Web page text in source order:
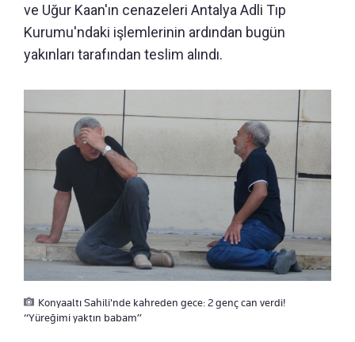
ve Uğur Kaan'ın cenazeleri Antalya Adli Tıp
Kurumu'ndaki işlemlerinin ardından bugün
yakınları tarafından teslim alındı.
Konyaaltı Sahili'nde kahreden gece: 2 genç can verdi!
“Yüreğimi yaktın babam”